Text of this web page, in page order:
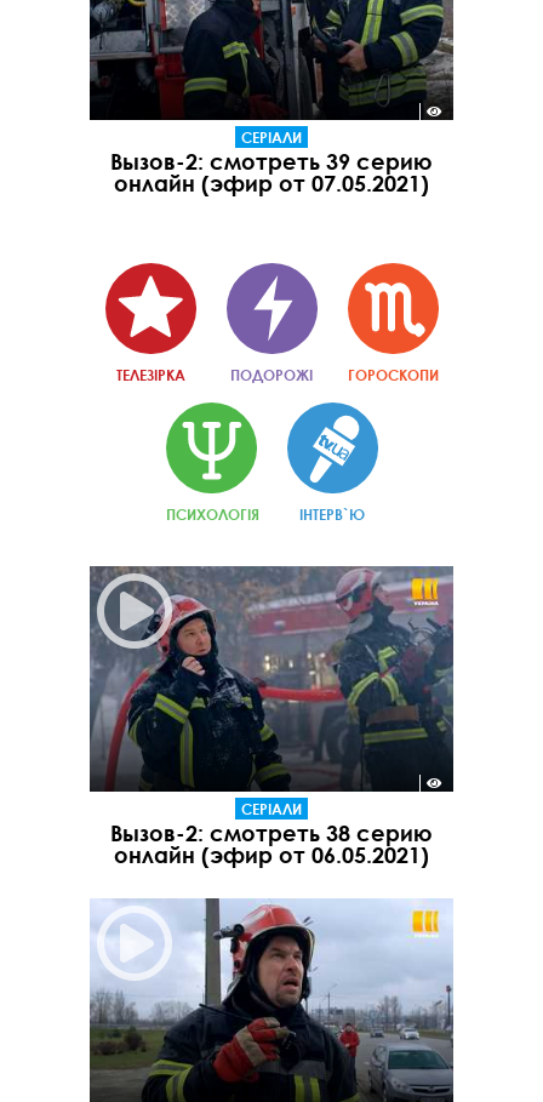
СЕРІАЛИ
Вызов-2: смотреть 39 серию
онлайн (эфир от 07.05.2021)
ТЕЛЕЗІРКА ПОДОРОЖІ ГОРОСКОПИ
ПСИХОЛОГІЯ ІНТЕРВ`Ю
СЕРІАЛИ
Вызов-2: смотреть 38 серию
онлайн (эфир от 06.05.2021)